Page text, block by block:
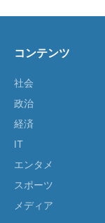
コンテンツ
社会
政治
経済
IT
エンタメ
スポーツ
メディア